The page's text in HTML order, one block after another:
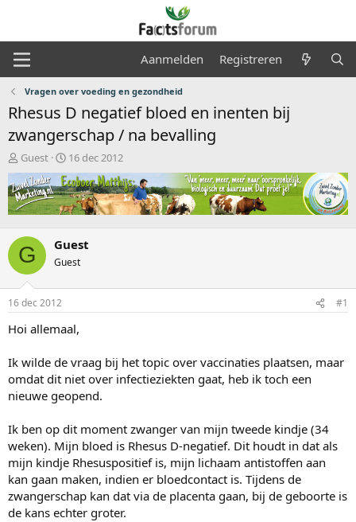
Aanmelden Registreren
Vragen over voeding en gezondheid
Rhesus D negatief bloed en inenten bij
zwangerschap / na bevalling
O
n
d
e
r
e
r
p
s
t
a
r
e
r
Guest
S
t
a
r
t
a
t
m
16 dec 2012
G Guest
Guest
16 dec 2012 #1
Hoi allemaal,
Ik wilde de vraag bij het topic over vaccinaties plaatsen, maar
omdat dit niet over infectieziekten gaat, heb ik toch een
nieuwe geopend.
Ik ben op dit moment zwanger van mijn tweede kindje (34
weken). Mijn bloed is Rhesus D-negatief. Dit houdt in dat als
mijn kindje Rhesuspositief is, mijn lichaam antistoffen aan
kan gaan maken, indien er bloedcontact is. Tijdens de
zwangerschap kan dat via de placenta gaan, bij de geboorte is
de kans echter groter.